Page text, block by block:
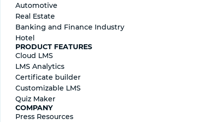
Automotive
Real Estate
Banking and Finance Industry
Hotel
PRODUCT FEATURES
Cloud LMS
LMS Analytics
Certificate builder
Сustomizable LMS
Quiz Maker
COMPANY
Press Resources